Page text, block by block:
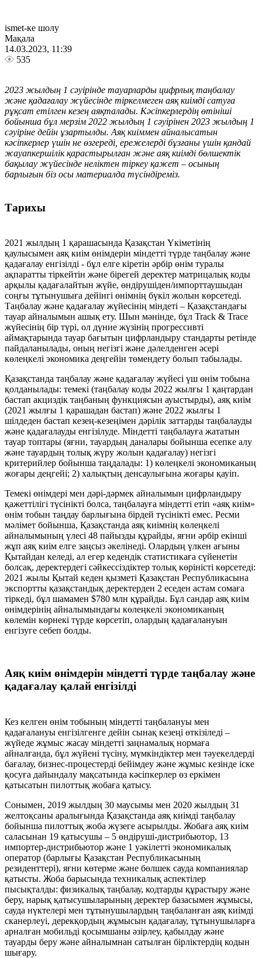
ismet-ке шолу
Мақала
14.03.2023, 11:39
535
2023 жылдың 1 сәуірінде тауарларды цифрлық таңбалау
және қадағалау жүйесінде тіркелмеген аяқ киімді сатуға
рұқсат етілген кезең аяқталады. Кәсіпкерлердің өтініші
бойынша бұл мерзім 2022 жылдың 1 сәуірінен 2023 жылдың 1
сәуіріне дейін ұзартылды. Аяқ киіммен айналысатын
кәсіпкерлер үшін не өзгереді, ережелерді бұзғаны үшін қандай
жауапкершілік қарастырылған және аяқ киімді бөлшектік
бақылау жүйесінде неліктен тіркеу қажет – осының
барлығын біз осы материалда түсіндіреміз.
Тарихы
2021 жылдың 1 қарашасында Қазақстан Үкіметінің
қаулысымен аяқ киім өнімдерін міндетті түрде таңбалау және
қадағалау енгізілді - бұл елге кіретін әрбір өнім туралы
ақпаратты тіркейтін және бірегей деректер матрицалық коды
арқылы қадағалайтын жүйе, өндірушіден/импорттаушыдан
соңғы тұтынушыға дейінгі өнімнің бүкіл жолын көрсетеді.
Таңбалау және қадағалау жүйесінің міндеті – Қазақстандағы
тауар айналымын ашық ету. Шын мәнінде, бұл Track & Trace
жүйесінің бір түрі, ол дүние жүзінің прогрессивті
аймақтарында тауар бағытын цифрландыру стандарты ретінде
пайдаланылады, оның негізгі және дәлелденген әсері
көлеңкелі экономика деңгейін төмендету болып табылады.
Қазақстанда таңбалау және қадағалау жүйесі үш өнім тобына
қолданылады: темекі (таңбалау коды 2022 жылғы 1 қаңтардан
бастап акциздік таңбаның функциясын ауыстырды), аяқ киім
(2021 жылғы 1 қарашадан бастап) және 2022 жылғы 1
шілдеден бастап кезең-кезеңімен дәрілік заттарды таңбалауды
және қадағалауды енгізілуде. Міндетті таңбалауға жататын
тауар топтары (яғни, тауардың даналары бойынша есепке алу
және тауардың толық жүру жолын қадағалау) негізгі
критерийлер бойынша таңдалады: 1) көлеңкелі экономиканың
жоғары деңгейі; 2) халықтың денсаулығына жоғары қауіп.
Темекі өнімдері мен дәрі-дәрмек айналымын цифрландыру
қажеттілігі түсінікті болса, таңбалауға міндетті етіп «аяқ киім»
өнім тобын таңдау барлығына бірдей түсінікті емес. Ресми
мәлімет бойынша, Қазақстанда аяқ киімнің көлеңкелі
айналымының үлесі 48 пайызды құрайды, яғни әрбір екінші
жұп аяқ киім елге заңсыз әкелінеді. Олардың үлкен ағыны
Қытайдан келеді, ал егер кедендік статистикаға сүйенетін
болсақ, деректердегі сәйкессіздіктер толық көріністі көрсетеді:
2021 жылы Қытай кеден қызметі Қазақстан Республикасына
экспортты қазақстандық деректерден 2 еседен астам сомаға
тіркеді, бұл шамамен $780 млн құрайды. Бұл сандар аяқ киім
өнімдерінің айналымындағы көлеңкелі экономиканың
көлемін көрнекі түрде көрсетіп, олардың қадағалануын
енгізуге себеп болды.
Аяқ киім өнімдерін міндетті түрде таңбалау және
қадағалау қалай енгізілді
Кез келген өнім тобының міндетті таңбалануы мен
қадағалануы енгізілгенге дейін сынақ кезеңі өткізіледі –
жүйеде жұмыс жасау міндетті заңнамалық нормаға
айналғанда, бұл жүйені түсіну, мүмкіндіктер мен тәуекелдерді
бағалау, бизнес-процестерді бейімдеу және жұмыс кезінде іске
қосуға дайындалу мақсатында кәсіпкерлер өз еркімен
қатысатын пилоттық жобаға қатысу.
Сонымен, 2019 жылдың 30 маусымы мен 2020 жылдың 31
желтоқсаны аралығында Қазақстанда аяқ киімді таңбалау
бойынша пилоттық жоба жүзеге асырылды. Жобаға аяқ киім
саласынан 19 қатысушы – 5 өндіруші-дистрибьютор, 13
импортер-дистрибьютор және 1 уәкілетті экономикалық
оператор (барлығы Қазақстан Республикасының
резиденттері), яғни көтерме және бөлшек сауда компаниялар
қатысты. Жоба барысында техникалық аспектілер
пысықталды: физикалық таңбалау, кодтарды құрастыру және
беру, нарық қатысушыларының деректер базасымен жұмысы,
сауда нүктелері мен тұтынушылардың таңбаланған аяқ киімді
сканерлеуі, дерекқордың жұмысын қадағалау, тұтынушыларға
арналған мобильді қосымшаны әзірлеу, қабылдау және
тауарды беру және айналымнан сатылған бірліктердің кодын
шығару.